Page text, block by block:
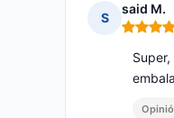
S
said M.
Nota: 5